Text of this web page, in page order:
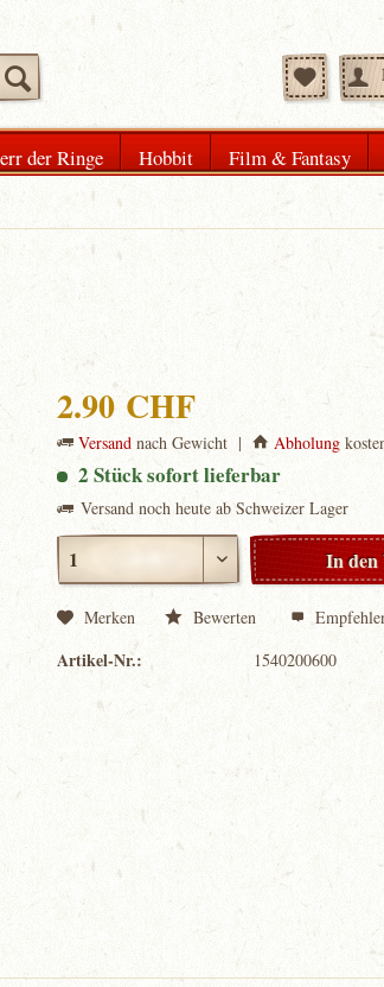
der Ringe Hobbit Film & Fantasy
2.90 CHF
Versand nach Gewicht | Abholung
2 Stück sofort lieferbar
Versand noch heute ab Schweizer Lager
In den
Merken Bewerten
Artikel-Nr.: 1540200600